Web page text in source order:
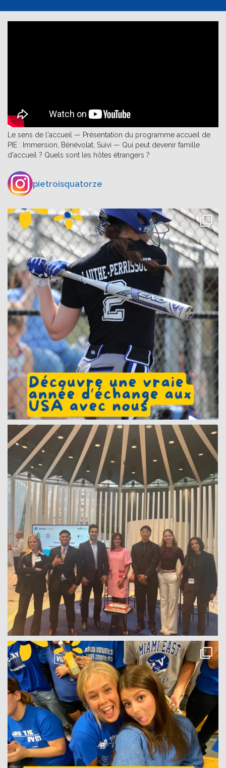
Le sens de l'accueil — Présentation du programme accueil de
PIE : Immersion, Bénévolat, Suivi — Qui peut devenir famille
d'accueil ? Quels sont les hôtes étrangers ?
pietroisquatorze